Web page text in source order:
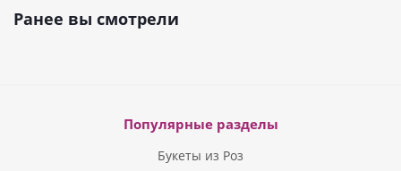
Ранее вы смотрели
Популярные разделы
Букеты из Роз